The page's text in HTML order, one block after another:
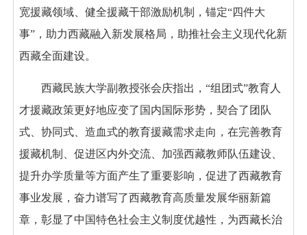
宽援藏领域、健全援藏干部激励机制，锚定“四件大
事”，助力西藏融入新发展格局，助推社会主义现代化新
西藏全面建设。
西藏民族大学副教授张会庆指出，“组团式”教育人
才援藏政策更好地应变了国内国际形势，契合了团队
式、协同式、造血式的教育援藏需求走向，在完善教育
援藏机制、促进区内外交流、加强西藏教师队伍建设、
提升办学质量等方面产生了重要影响，促进了西藏教育
事业发展，奋力谱写了西藏教育高质量发展华丽新篇
章，彰显了中国特色社会主义制度优越性，为西藏长治